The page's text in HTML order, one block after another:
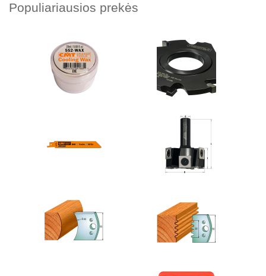
Populiariausios prekės